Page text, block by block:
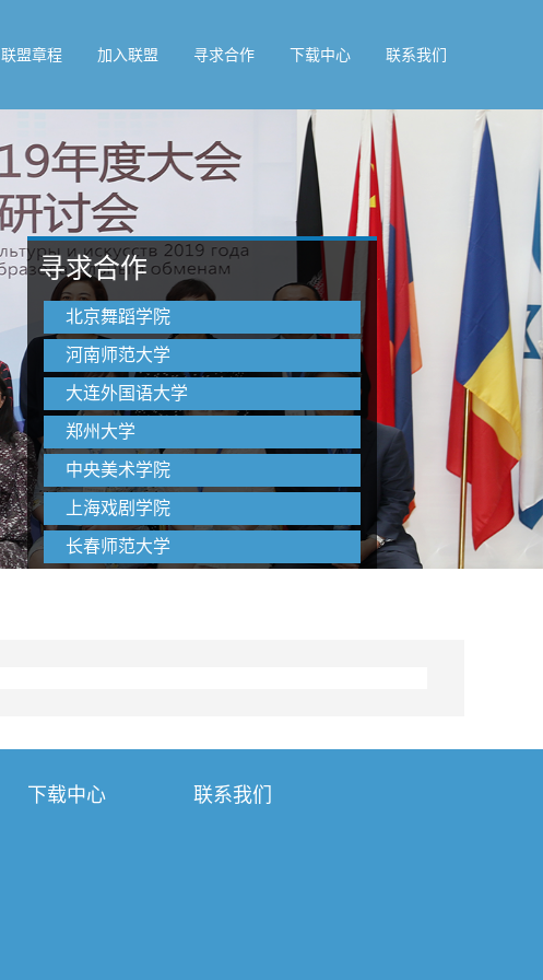
联盟章程 加入联盟 寻求合作 下载中心 联系我们
寻求合作
北京舞蹈学院
河南师范大学
大连外国语大学
郑州大学
中央美术学院
上海戏剧学院
长春师范大学
下载中心 联系我们